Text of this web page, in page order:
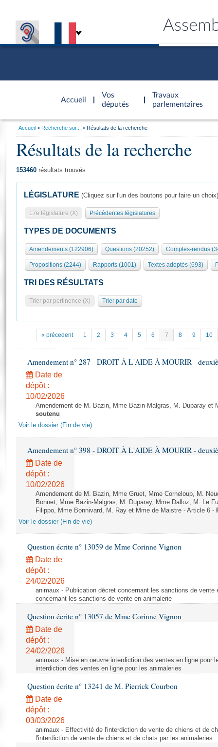
Accueil
d'accueil
Vos
députés
Travaux
parlementaires
Présidence
577 députés
Groupes politiques
Séance publique
Commissions et autres organes
Europe et International
Pétitions
Projets de loi
Propositions de loi
Amendements
Textes adoptés
Rapports d'information
Rapports d'enquête
Rapports législatifs
Rapports sur l'application des lois
Baromètre de l’application des lois
Dossiers législatifs
Budget et sécurité sociale
Questions écrites et orales
Général
Rôle et pouvoirs de l'Assemblée
Organisation de l'Assemblée
Présidence Conférence des Présidents Bureau Collège des
Statistiques et chiffres clés
Documents de référence
( Constitution | Règlement de l'Assemblée ... )
Histoire
Juniors
Anciennes législatures
Liens vers les sites publics
Visiter l'Assemblée
Visite virtuelle du palais Bourbon
Assister à une séance
La Bibliothèque
Contacts et plan d'accès
Photos libres de droit
Vous
Accueil Recherche sur... Résultats de la recherche
Résultats de la recherche
153460 résultats trouvés
LÉGISLATURE (Cliquez sur l'un des boutons pour faire un choix)
17e législature (X) Précédentes législatures
TYPES DE DOCUMENTS
Amendements (122906) Questions (20252) Comptes-rendus
Propositions (2244) Rapports (1001) Textes adoptés (693)
TRI DES RÉSULTATS
Trier par pertinence (X) Trier par date
« précedent 1 2 3 4 5 6 7 8 9 10
Amendement n° 287 - DROIT À L'AIDE À MOURIR -
Date de
dépôt :
10/02/2026
Amendement de M. Bazin, Mme Bazin-Malgras, M. Duparay et
soutenu
Voir le dossier (Fin de vie)
Amendement n° 398 - DROIT À L'AIDE À MOURIR -
Date de
dépôt :
10/02/2026
Amendement de M. Bazin, Mme Gruet, Mme Corneloup, M.
Bonnet, Mme Bazin-Malgras, M. Duparay, Mme Dalloz, M. Le
Filippo, Mme Bonnivard, M. Ray et Mme de Maistre - Article 6 -
Voir le dossier (Fin de vie)
Question écrite n° 13059 de Mme Corinne Vignon
Date de
dépôt :
24/02/2026
animaux - Publication décret concernant les sanctions de vente
concernant les sanctions de vente en animalerie
Question écrite n° 13057 de Mme Corinne Vignon
Date de
dépôt :
24/02/2026
animaux - Mise en oeuvre interdiction des ventes en ligne pour
interdiction des ventes en ligne pour les animaleries
Question écrite n° 13241 de M. Pierrick Courbon
Date de
dépôt :
03/03/2026
animaux - Effectivité de l'interdiction de vente de chiens et de
l'interdiction de vente de chiens et de chats par les animaleries